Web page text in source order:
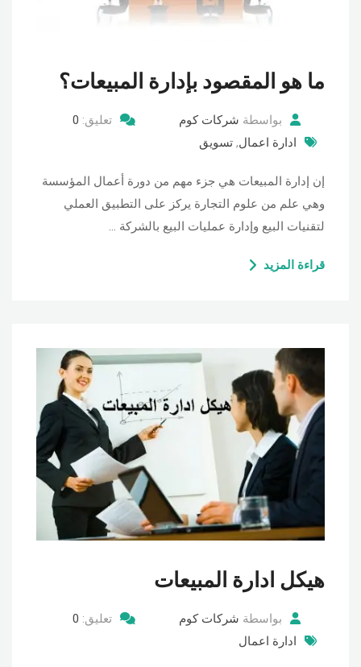
ما هو المقصود بإدارة المبيعات؟
بواسطة شركات كوم تعليق: 0
ادارة اعمال, تسويق
إن إدارة المبيعات هي جزء مهم من دورة أعمال المؤسسة
وهي علم من علوم التجارة يركز على التطبيق العملي
لتقنيات البيع وإدارة عمليات البيع بالشركة …
قراءة المزيد
هيكل ادارة المبيعات
بواسطة شركات كوم تعليق: 0
ادارة اعمال